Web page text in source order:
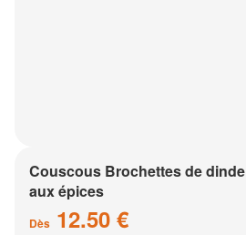
Couscous Brochettes de dinde
aux épices
Dès 12.50 €